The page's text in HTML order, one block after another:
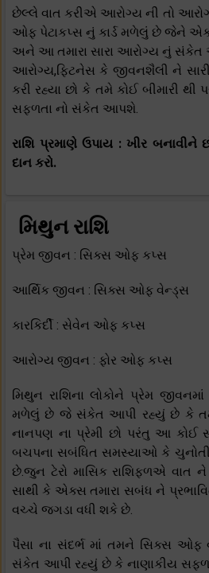
છેલ્લે વાત કરીએ આરોગ્ય ની તો
ઓફ પેટાકપ્સ નું કાર્ડ મળેલું છે જેને એક
અને આ તમારા સારા આરોગ્ય નું સંકેત
આરોગ્ય,ફિટનેસ કે જીવનશૈલી ને સારી
કરી રહ્યા છો કે તમે કોઈ બીમારી થી
સફળતા નો સંકેત આપશે.
રાશિ પ્રમાણે ઉપાય : ખીર
દાન કરો.
મિથુન રાશિ
પ્રેમ જીવન : સિક્સ ઓફ કપ્સ
આર્થિક જીવન : સિક્સ ઓફ વેન્ડ્સ
કારકિર્દી : સેવેન ઓફ કપ્સ
આરોગ્ય જીવન : ફોર ઓફ કપ્સ
મિથુન રાશિના લોકોને પ્રેમ
મળેલું છે જે સંકેત આપી રહ્યું છે કે તમે
નાનપણ ના પ્રેમી છો પરંતુ આ કોઈ
બચપના સબંધિત સમસ્યાઓ કે
છે.જુન ટેરો માસિક રાશિફળએ વાત ને
સાથી કે એક્સ તમારા સબંધ ને
વચ્ચે જગડા વધી શકે છે.
પૈસા ના સંદર્ભ માં તમને સિક્સ
સંકેત આપી રહ્યું છે કે નાણાકીય